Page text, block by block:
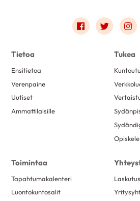
Link toLink to
Tietoa
Ensitietoa
Verenpaine
Uutiset
Ammattilaisille
Tukea
Toimintaa
Tapahtumakalenteri
Luontokuntosalit